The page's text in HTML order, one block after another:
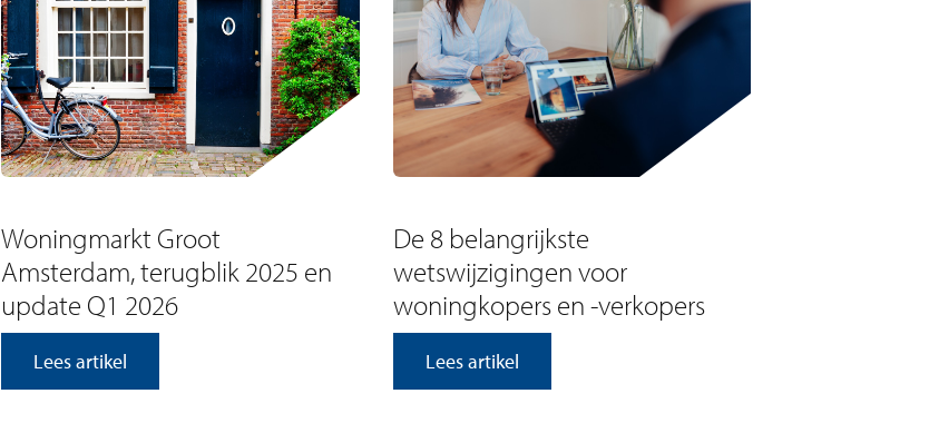
Woningmarkt Groot
Amsterdam, terugblik 2025 en
update Q1 2026
Lees artikel
De 8 belangrijkste
wetswijzigingen voor
woningkopers en -verkopers
Lees artikel